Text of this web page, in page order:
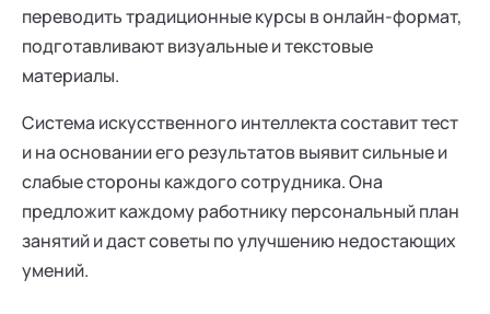
переводить традиционные курсы в онлайн-формат,
подготавливают визуальные и текстовые
материалы.
Система искусственного интеллекта составит тест
и на основании его результатов выявит сильные и
слабые стороны каждого сотрудника. Она
предложит каждому работнику персональный план
занятий и даст советы по улучшению недостающих
умений.